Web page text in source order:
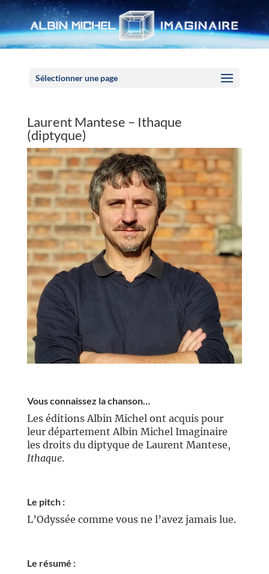
Sélectionner une page
Laurent Mantese – Ithaque
(diptyque)
Vous connaissez la chanson…
Les éditions Albin Michel ont acquis pour
leur département Albin Michel Imaginaire
les droits du diptyque de Laurent Mantese,
Ithaque.
Le pitch :
L’Odyssée comme vous ne l’avez jamais lue.
Le résumé :
Panneau de gestion des cookies